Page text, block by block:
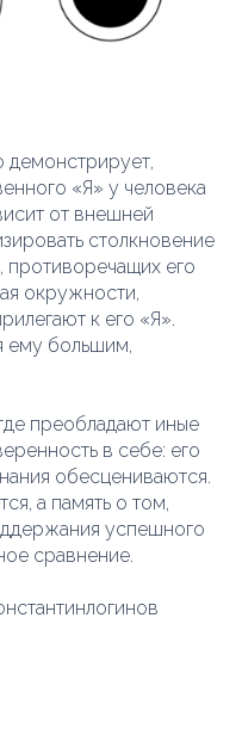
демонстрирует,
«Я» у человека
от внешней
столкновение
противоречащих его
окружности,
к его «Я».
ему большим,
преобладают иные
в себе: его
обесцениваются.
а память о том,
успешного
сравнение.